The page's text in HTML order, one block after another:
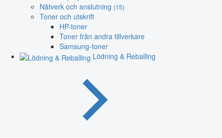
Nätverk och anslutning (15)
Toner och utskrift
HP-toner
Toner från andra tillverkare
Samsung-toner
Lödning & Reballing